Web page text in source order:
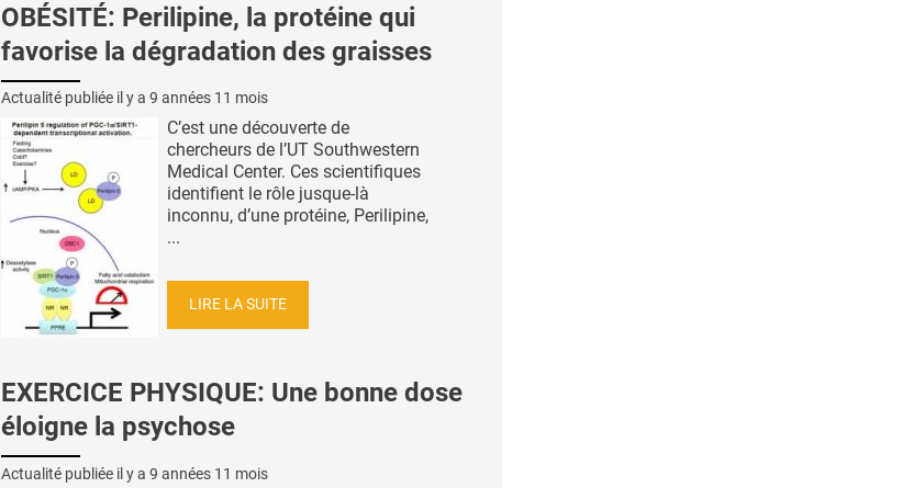
OBÉSITÉ: Perilipine, la protéine qui
favorise la dégradation des graisses
Actualité publiée il y a 9 années 11 mois
C’est une découverte de
chercheurs de l’UT Southwestern
Medical Center. Ces scientifiques
identifient le rôle jusque-là
inconnu, d’une protéine, Perilipine,
...
LIRE LA SUITE
EXERCICE PHYSIQUE: Une bonne dose
éloigne la psychose
Actualité publiée il y a 9 années 11 mois